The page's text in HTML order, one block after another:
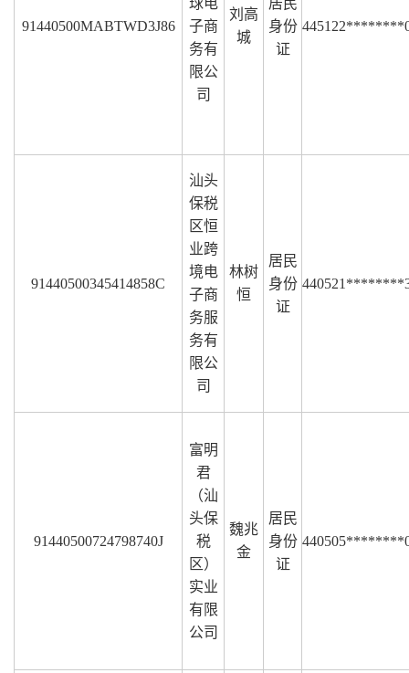
91440500MABTWD3J86
球电
子商
务有
限公
司
刘高
城
居民
身份
证
91440500345414858C
汕头
保税
区恒
业跨
境电
子商
务服
务有
限公
司
林树
恒
居民
身份
证
91440500724798740J
富明
君
（汕
头保
税
区）
实业
有限
公司
魏兆
金
居民
身份
证